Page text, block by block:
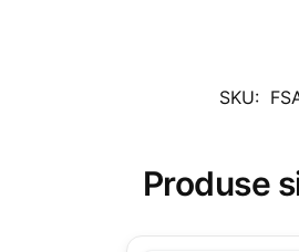
SKU:
Produse